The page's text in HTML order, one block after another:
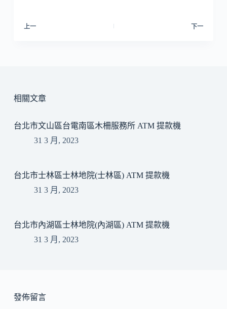
上一 下一
相關文章
台北市文山區台電南區木柵服務所 ATM 提款機
31 3 月, 2023
台北市士林區士林地院(士林區) ATM 提款機
31 3 月, 2023
台北市內湖區士林地院(內湖區) ATM 提款機
31 3 月, 2023
發佈留言